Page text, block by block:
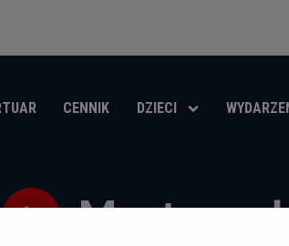
CENNIK DZIECI
Martwe